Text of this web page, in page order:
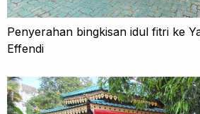
Penyerahan bingkisan idul fitri ke
Effendi